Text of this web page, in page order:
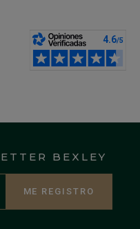
BEXLEY
ME REGISTRO